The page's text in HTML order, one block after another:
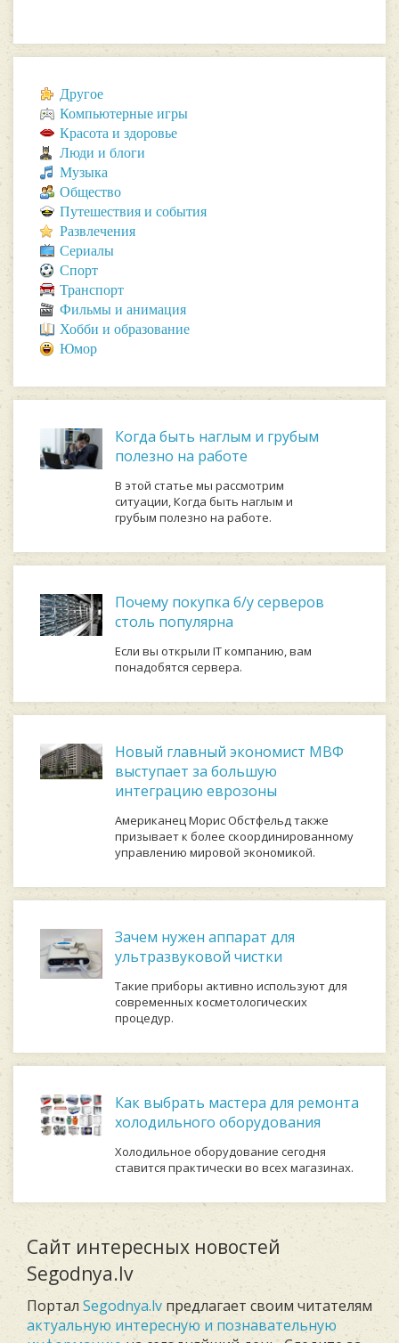
Другое
Компьютерные игры
Красота и здоровье
Люди и блоги
Музыка
Общество
Путешествия и события
Развлечения
Сериалы
Спорт
Транспорт
Фильмы и анимация
Хобби и образование
Юмор
Когда быть наглым и грубым
полезно на работе
В этой статье мы рассмотрим
ситуации, Когда быть наглым и
грубым полезно на работе.
Почему покупка б/у серверов
столь популярна
Если вы открыли IT компанию, вам
понадобятся сервера.
Новый главный экономист МВФ
выступает за большую
интеграцию еврозоны
Американец Морис Обстфельд также
призывает к более скоординированному
управлению мировой экономикой.
Зачем нужен аппарат для
ультразвуковой чистки
Такие приборы активно используют для
современных косметологических
процедур.
Как выбрать мастера для ремонта
холодильного оборудования
Холодильное оборудование сегодня
ставится практически во всех магазинах.
Сайт интересных новостей
Segodnya.lv
Портал Segodnya.lv предлагает своим читателям
актуальную интересную и познавательную